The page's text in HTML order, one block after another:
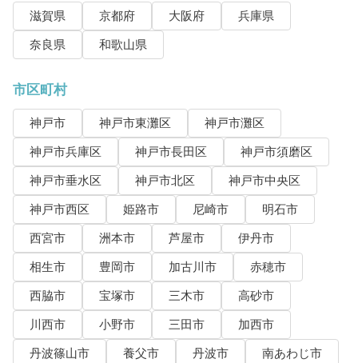
滋賀県 京都府 大阪府
兵庫県
奈良県
和歌山県
市区町村
神戸市 神戸市東灘区
神戸市灘区
神戸市兵庫区
神戸市長田区
神戸市須磨区
神戸市垂水区
神戸市北区
神戸市中央区
神戸市西区
姫路市 尼崎市
明石市
西宮市
洲本市 芦屋市
伊丹市
相生市
豊岡市 加古川市
赤穂市
西脇市
宝塚市 三木市
高砂市
川西市
小野市 三田市
加西市
丹波篠山市
養父市 丹波市
南あわじ市